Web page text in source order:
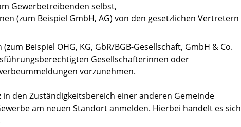
Gewerbetreibenden selbst,
(zum Beispiel GmbH, AG) von den gesetzlichen Vertretern
Beispiel OHG, KG, GbR/BGB-Gesellschaft, GmbH & Co.
Gesellschafterinnen oder
vorzunehmen.
in den Zuständigkeitsbereich einer anderen Gemeinde
am neuen Standort anmelden. Hierbei handelt es sich